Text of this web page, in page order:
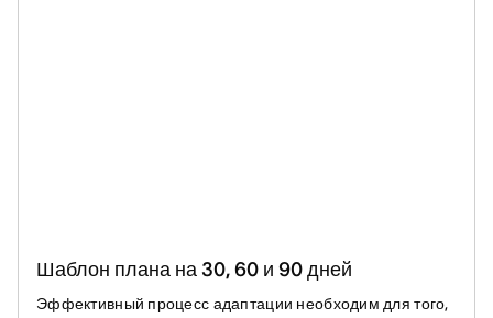
Шаблон плана на 30, 60 и 90 дней
Эффективный процесс адаптации необходим для того,